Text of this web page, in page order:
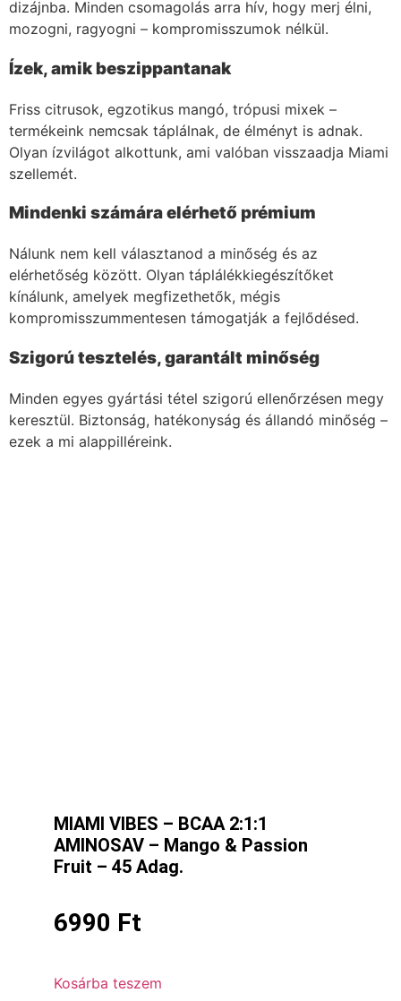
dizájnba. Minden csomagolás arra hív, hogy merj élni,
mozogni, ragyogni – kompromisszumok nélkül.
Ízek, amik beszippantanak
Friss citrusok, egzotikus mangó, trópusi mixek –
termékeink nemcsak táplálnak, de élményt is adnak.
Olyan ízvilágot alkottunk, ami valóban visszaadja Miami
szellemét.
Mindenki számára elérhető prémium
Nálunk nem kell választanod a minőség és az
elérhetőség között. Olyan táplálékkiegészítőket
kínálunk, amelyek megfizethetők, mégis
kompromisszummentesen támogatják a fejlődésed.
Szigorú tesztelés, garantált minőség
Minden egyes gyártási tétel szigorú ellenőrzésen megy
keresztül. Biztonság, hatékonyság és állandó minőség –
ezek a mi alappilléreink.
MIAMI VIBES – BCAA 2:1:1
AMINOSAV – Mango & Passion
Fruit – 45 Adag.
6990 Ft
Kosárba teszem